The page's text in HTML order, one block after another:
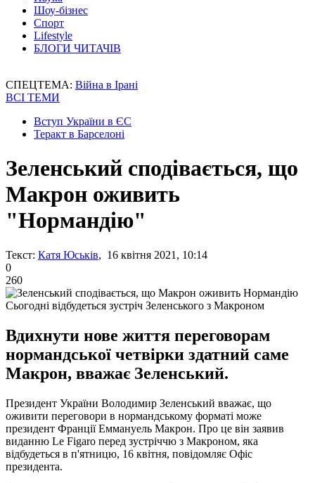
Шоу-бізнес
Спорт
Lifestyle
БЛОГИ ЧИТАЧІВ
СПЕЦТЕМА: Війна в Ірані
ВСІ ТЕМИ
Вступ України в ЄС
Теракт в Барселоні
Зеленський сподівається, що
Макрон оживить
"Нормандію"
Текст: Катя Юськів, 16 квітня 2021, 10:14
0
260
Сьогодні відбудеться зустріч Зеленського з Макроном
Вдихнути нове життя переговорам
нормандської четвірки здатний саме
Макрон, вважає Зеленський.
Президент України Володимир Зеленський вважає, що
оживити переговори в нормандському форматі може
президент Франції Еммануель Макрон. Про це він заявив
виданню Le Figaro перед зустріччю з Макроном, яка
відбудеться в п'ятницю, 16 квітня, повідомляє Офіс
президента.